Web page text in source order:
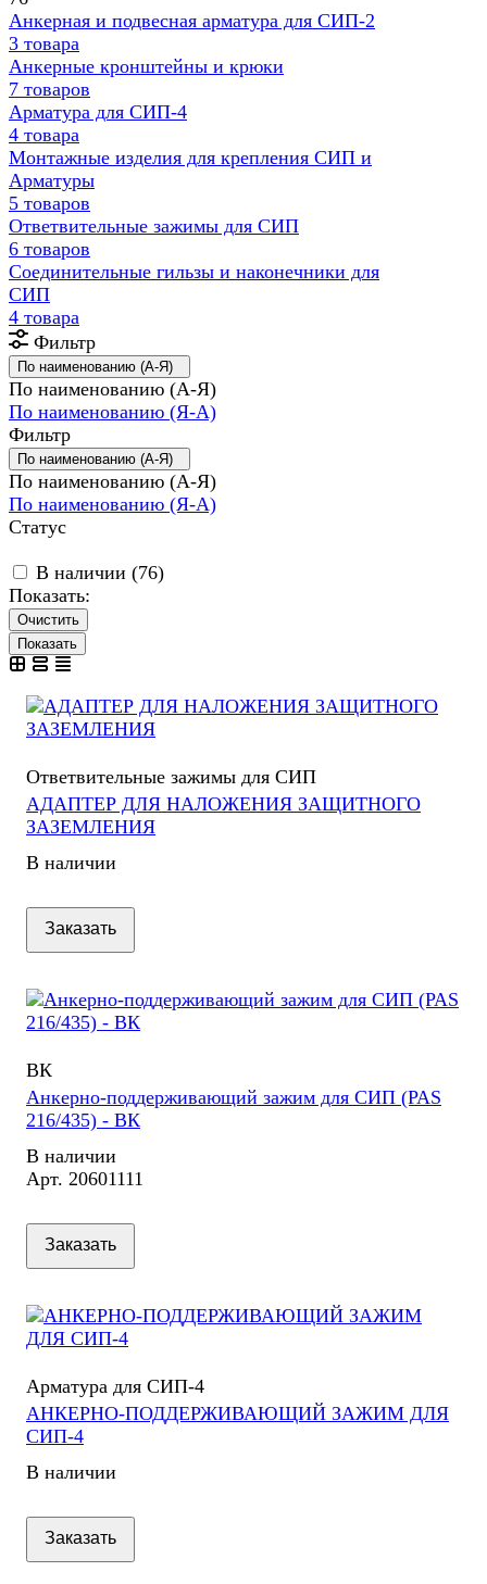
Анкерная и подвесная арматура для СИП-2
3 товара
Анкерные кронштейны и крюки
7 товаров
Арматура для СИП-4
4 товара
Монтажные изделия для крепления СИП и
Арматуры
5 товаров
Ответвительные зажимы для СИП
6 товаров
Соединительные гильзы и наконечники для
СИП
4 товара
Фильтр
По наименованию (А-Я)
По наименованию (А-Я)
По наименованию (Я-А)
Фильтр
По наименованию (А-Я)
По наименованию (А-Я)
По наименованию (Я-А)
Статус
В наличии (76)
Показать:
Очистить
Ответвительные зажимы для СИП
АДАПТЕР ДЛЯ НАЛОЖЕНИЯ ЗАЩИТНОГО
ЗАЗЕМЛЕНИЯ
В наличии
Заказать
ВК
Анкерно-поддерживающий зажим для СИП (PAS
216/435) - ВК
В наличии
Арт. 20601111
Заказать
Арматура для СИП-4
АНКЕРНО-ПОДДЕРЖИВАЮЩИЙ ЗАЖИМ ДЛЯ
СИП-4
В наличии
Заказать